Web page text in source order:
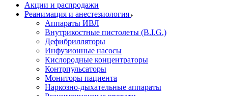
Акции и распродажи
Реанимация и анестезиология
Аппараты ИВЛ
Внутрикостные пистолеты (B.I.G.)
Дефибрилляторы
Инфузионные насосы
Кислородные концентраторы
Контрпульсаторы
Мониторы пациента
Наркозно-дыхательные аппараты